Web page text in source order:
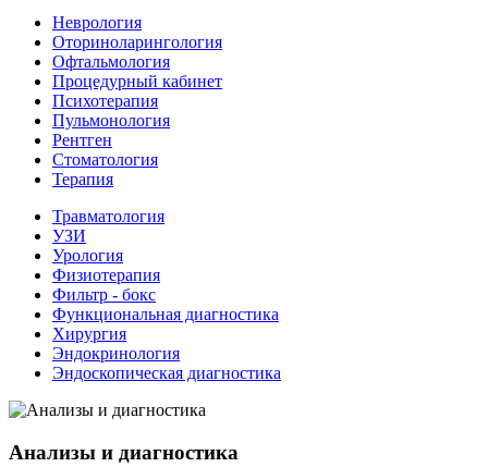
Неврология
Оториноларингология
Офтальмология
Процедурный кабинет
Психотерапия
Пульмонология
Рентген
Стоматология
Терапия
Травматология
УЗИ
Урология
Физиотерапия
Фильтр - бокс
Функциональная диагностика
Хирургия
Эндокринология
Эндоскопическая диагностика
Анализы и диагностика